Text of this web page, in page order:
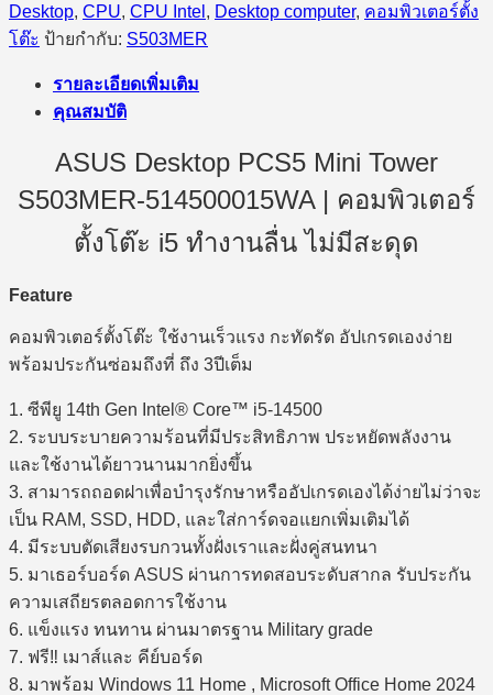
Desktop, CPU, CPU Intel , Desktop computer, คอมพิวเตอร์ตั้ง
โต๊ะ ป้ายกำกับ: S503MER
รายละเอียดเพิ่มเติม
คุณสมบัติ
ASUS Desktop PCS5 Mini Tower
S503MER-514500015WA | คอมพิวเตอร์
ตั้งโต๊ะ i5 ทำงานลื่น ไม่มีสะดุด
Feature
คอมพิวเตอร์ตั้งโต๊ะ ใช้งานเร็วแรง กะทัดรัด อัปเกรดเองง่าย
พร้อมประกันซ่อมถึงที่ ถึง 3ปีเต็ม
1. ซีพียู 14th Gen Intel® Core™ i5-14500
2. ระบบระบายความร้อนที่มีประสิทธิภาพ ประหยัดพลังงาน
และใช้งานได้ยาวนานมากยิ่งขึ้น
3. สามารถถอดฝาเพื่อบำรุงรักษาหรืออัปเกรดเองได้ง่ายไม่ว่าจะ
เป็น RAM, SSD, HDD, และใส่การ์ดจอแยกเพิ่มเติมได้
4. มีระบบตัดเสียงรบกวนทั้งฝั่งเราและฝั่งคู่สนทนา
5. มาเธอร์บอร์ด ASUS ผ่านการทดสอบระดับสากล รับประกัน
ความเสถียรตลอดการใช้งาน
6. แข็งแรง ทนทาน ผ่านมาตรฐาน Military grade
7. ฟรี‼ เมาส์และ คีย์บอร์ด
8. มาพร้อม Windows 11 Home , Microsoft Office Home 2024